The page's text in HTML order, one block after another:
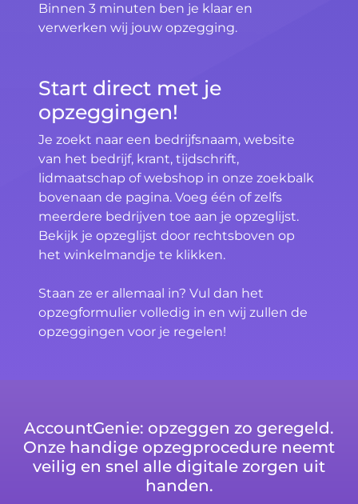
Binnen 3 minuten ben je klaar en
verwerken wij jouw opzegging.
Start direct met je
opzeggingen!
Je zoekt naar een bedrijfsnaam, website
van het bedrijf, krant, tijdschrift,
lidmaatschap of webshop in onze zoekbalk
bovenaan de pagina. Voeg één of zelfs
meerdere bedrijven toe aan je opzeglijst.
Bekijk je opzeglijst door rechtsboven op
het winkelmandje te klikken.
Staan ze er allemaal in? Vul dan het
opzegformulier volledig in en wij zullen de
opzeggingen voor je regelen!
AccountGenie: opzeggen zo geregeld.
Onze handige opzegprocedure neemt
veilig en snel alle digitale zorgen uit
handen.